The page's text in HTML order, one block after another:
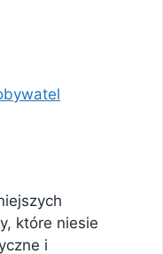
które niesie
i